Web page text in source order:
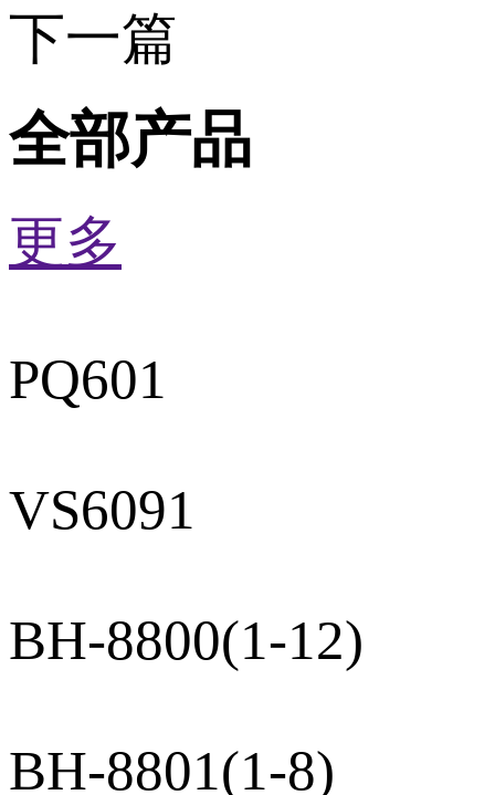
下一篇
全部产品
更多
PQ601
VS6091
BH-8800(1-12)
BH-8801(1-8)